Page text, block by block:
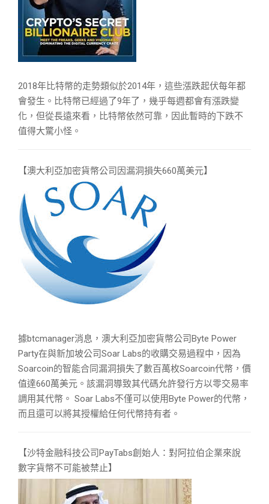
2018年比特幣的走勢類似於2014年，這些漲跌起伏每年都
會發生。比特幣已經過了9年了，幾乎每週都會有漲跌變
化，但從長遠來看，比特幣依然可靠，因此暫時的下跌不
值得大驚小怪。
【澳大利亞加密貨幣公司因漏洞損失660萬美元】
據btcmanager消息，澳大利亞加密貨幣公司Byte Power
Party在與新加坡公司Soar Labs的收購交易過程中，因為
Soarcoin的智能合同漏洞損失了數百萬枚Soarcoin代幣，價
值達660萬美元。該漏洞導致其代碼允許發行方以零交易率
調用其代幣。 Soar Labs不僅可以使用Byte Power的代幣，
而且還可以將其授權給任何代幣持有者。
【沙特金融科技公司PayTabs創始人：對阿拉伯企業來說
數字貨幣不可能被禁止】